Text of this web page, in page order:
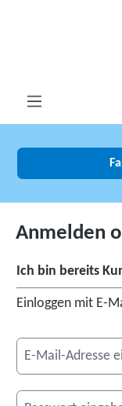
Anmelden
Ich bin bereits
Einloggen mit E-